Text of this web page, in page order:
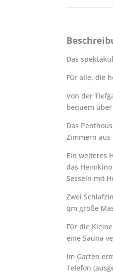
Das
Für alle, die
Von der
bequem
Das
Zimmern
Ein weiteres
das
Sesseln mit
Zwei
qm große
Für die
eine Sauna
Im Garten
Telefon